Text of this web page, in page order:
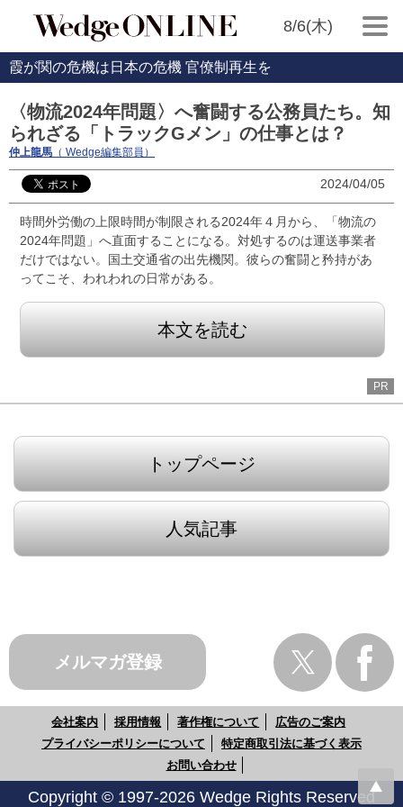
8/6(木)
霞が関の危機は日本の危機 官僚制再生を
〈物流2024年問題〉へ奮闘する公務員たち。知
られざる「トラックGメン」の仕事とは？
仲上龍馬 （ Wedge編集部員）
2024/04/05
時間外労働の上限時間が制限される2024年４月から、「物流の
2024年問題」へ直面することになる。対処するのは運送事業者
だけではない。国土交通省の出先機関。彼らの奮闘と矜持があ
ってこそ、われわれの日常がある。
本文を読む
PR
トップページ
人気記事
メルマガ登録
会社案内 採用情報 著作権について
広告のご案内
プライバシーポリシーについて
特定商取引法に基づく表示
お問い合わせ
Copyright © 1997-2026 Wedge Rights Reserved